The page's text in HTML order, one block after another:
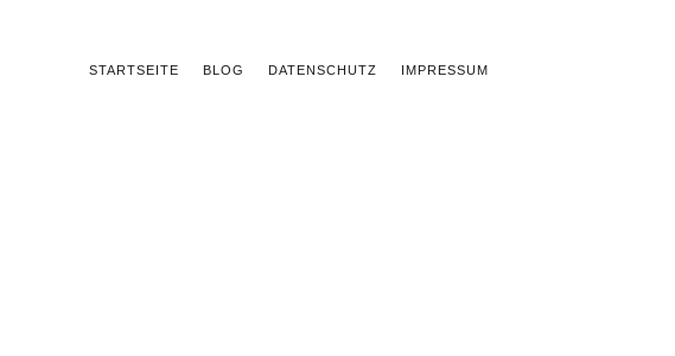
STARTSEITE BLOG DATENSCHUTZ IMPRESSUM